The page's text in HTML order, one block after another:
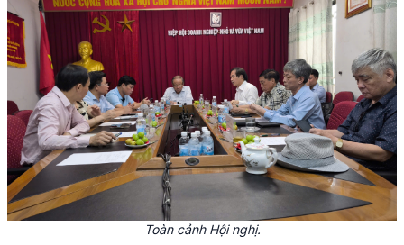
Toàn cảnh Hội nghị.